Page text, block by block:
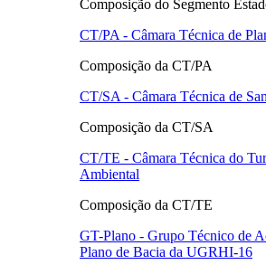
Composição do Segmento
CT/PA - Câmara Técnica de
Composição da CT/PA
CT/SA - Câmara Técnica de
Composição da CT/SA
CT/TE - Câmara Técnica do
Ambiental
Composição da CT/TE
GT-Plano - Grupo Técnico de
Plano de Bacia da UGRHI-16